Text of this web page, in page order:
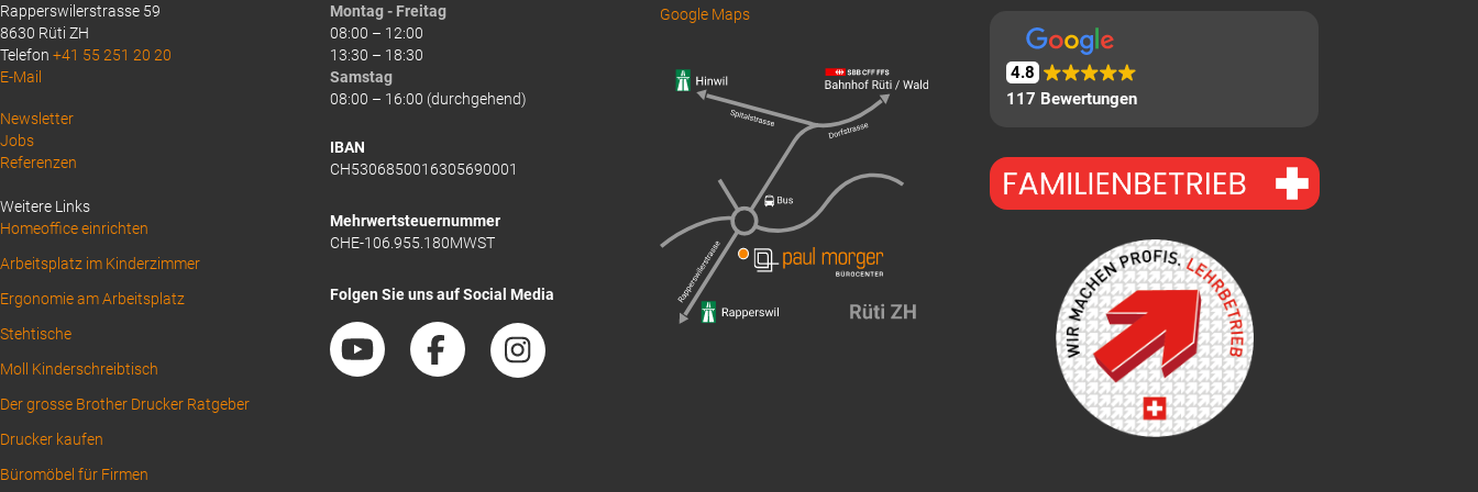
Rapperswilerstrasse 59
8630 Rüti ZH
Telefon +41 55 251 20 20
E-Mail
Above
Footer
Newsletter
Jobs
Referenzen
Weitere Links
Homeoffice einrichten
Arbeitsplatz im Kinderzimmer
Ergonomie am Arbeitsplatz
Stehtische
Moll Kinderschreibtisch
Der grosse Brother Drucker Ratgeber
Drucker kaufen
Büromöbel für Firmen
Montag - Freitag
08:00 – 12:00
13:30 – 18:30
Samstag
08:00 – 16:00 (durchgehend)
IBAN
CH5306850016305690001
Mehrwertsteuernummer
CHE-106.955.180MWST
Folgen Sie uns auf Social Media
Google Maps
4.8
117 Bewertungen